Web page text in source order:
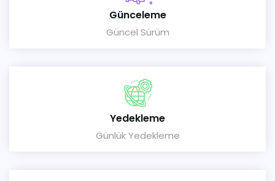
Günceleme
Güncel Sürüm
Yedekleme
Günlük Yedekleme